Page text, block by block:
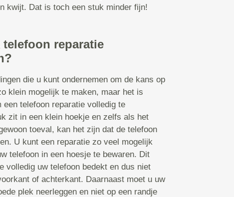
kwijt. Dat is toch een stuk minder fijn!
telefoon reparatie
die u kunt ondernemen om de kans op
klein mogelijk te maken, maar het is
een telefoon reparatie volledig te
zit in een klein hoekje en zelfs als het
toeval, kan het zijn dat de telefoon
U kunt een reparatie zo veel mogelijk
telefoon in een hoesje te bewaren. Dit
volledig uw telefoon bedekt en dus niet
of achterkant. Daarnaast moet u uw
plek neerleggen en niet op een randje